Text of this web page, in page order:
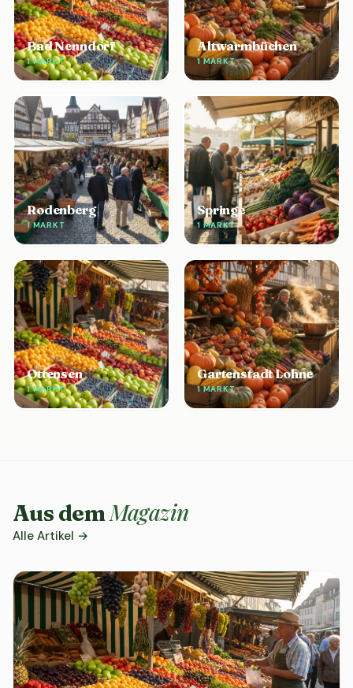
Bad Nenndorf
1 MARKT
Altwarmbüchen
1 MARKT
Rodenberg
1 MARKT
Springe
1 MARKT
Ottensen
1 MARKT
Gartenstadt Lohne
1 MARKT
Aus demMagazin
Alle Artikel →